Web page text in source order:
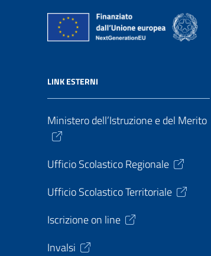
LINK ESTERNI
Ministero dell’Istruzione e del Merito
Ufficio Scolastico Regionale
Ufficio Scolastico Territoriale
Iscrizione on line
Invalsi